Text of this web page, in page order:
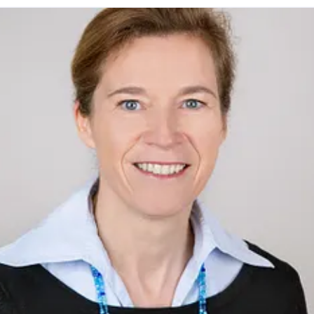
brandenburg.de
Amtsgericht Potsdam HRB 11403 | Ust-IdNr.
DE194533636Vorsitzender des Aufsichtsrates:
Staatssekretär Hendrik Fischer | Geschäftsführer:
Dieter Hütte